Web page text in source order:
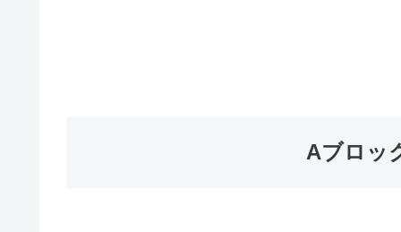
Aブロッ